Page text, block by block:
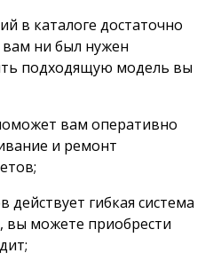
в каталоге достаточно
ни был нужен
подходящую модель вы
вам оперативно
и ремонт
гибкая система
вы можете приобрести